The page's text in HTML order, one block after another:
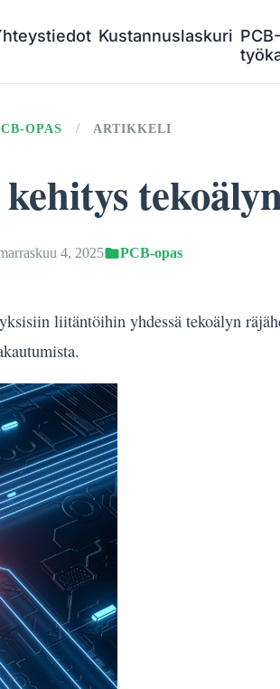
Kustannuslaskuri PCB-
OPAS / ARTIKKELI
4, 2025 PCB-opas
liitäntöihin yhdessä tekoälyn